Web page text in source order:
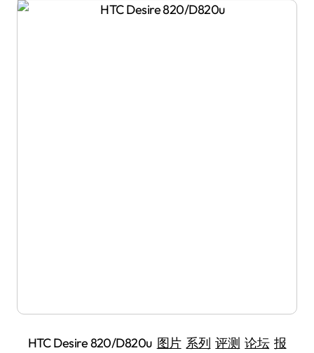
HTC Desire 820/D820u 图片 系列 评测 论坛 报